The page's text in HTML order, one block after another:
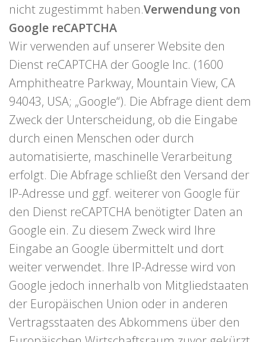
nicht zugestimmt haben.Verwendung von
Google reCAPTCHA
Wir verwenden auf unserer Website den
Dienst reCAPTCHA der Google Inc. (1600
Amphitheatre Parkway, Mountain View, CA
94043, USA; „Google“). Die Abfrage dient dem
Zweck der Unterscheidung, ob die Eingabe
durch einen Menschen oder durch
automatisierte, maschinelle Verarbeitung
erfolgt. Die Abfrage schließt den Versand der
IP-Adresse und ggf. weiterer von Google für
den Dienst reCAPTCHA benötigter Daten an
Google ein. Zu diesem Zweck wird Ihre
Eingabe an Google übermittelt und dort
weiter verwendet. Ihre IP-Adresse wird von
Google jedoch innerhalb von Mitgliedstaaten
der Europäischen Union oder in anderen
Vertragsstaaten des Abkommens über den